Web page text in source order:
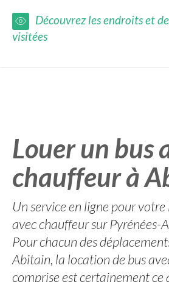
Découvrez les endroits et
visitées
Louer un bus
chauffeur à
Un service en ligne pour
avec chauffeur sur Pyrénées-
Pour chacun des
Abitain, la location de bus
comprise est certainement ce